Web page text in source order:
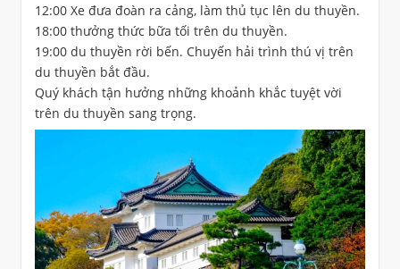
12:00 Xe đưa đoàn ra cảng, làm thủ tục lên du thuyền.
18:00 thưởng thức bữa tối trên du thuyền.
19:00 du thuyền rời bến. Chuyến hải trình thú vị trên
du thuyền bắt đầu.
Quý khách tận hưởng những khoảnh khắc tuyệt vời
trên du thuyền sang trọng.